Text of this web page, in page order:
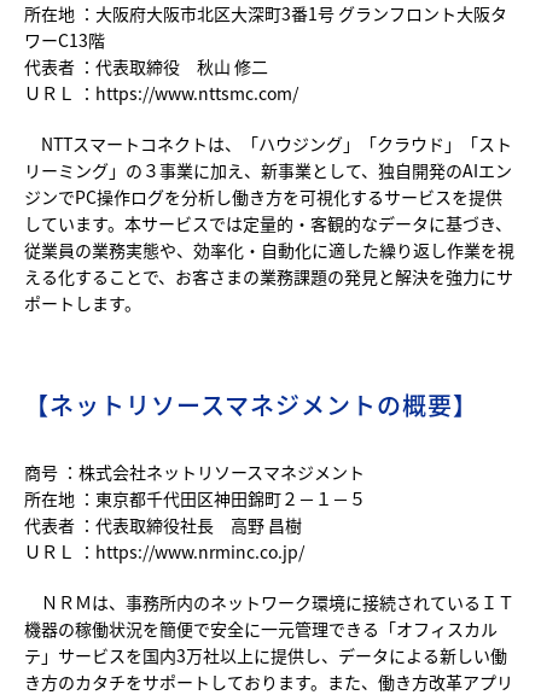
所在地 ：大阪府大阪市北区大深町3番1号 グランフロント大阪タ
ワーC13階
代表者 ：代表取締役 秋山 修二
ＵＲＬ ： https://www.nttsmc.com/
NTTスマートコネクトは、「ハウジング」「クラウド」「スト
リーミング」の３事業に加え、新事業として、独自開発のAIエン
ジンでPC操作ログを分析し働き方を可視化するサービスを提供
しています。本サービスでは定量的・客観的なデータに基づき、
従業員の業務実態や、効率化・自動化に適した繰り返し作業を視
える化することで、お客さまの業務課題の発見と解決を強力にサ
ポートします。
【ネットリソースマネジメントの概要】
商号 ：株式会社ネットリソースマネジメント
所在地 ：東京都千代田区神田錦町２－１－５
代表者 ：代表取締役社長 高野 昌樹
ＵＲＬ ： https://www.nrminc.co.jp/
ＮＲＭは、事務所内のネットワーク環境に接続されているＩＴ
機器の稼働状況を簡便で安全に一元管理できる「オフィスカル
テ」サービスを国内3万社以上に提供し、データによる新しい働
き方のカタチをサポートしております。また、働き方改革アプリ